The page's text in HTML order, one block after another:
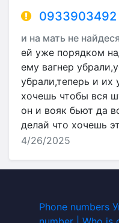
0933903492
и на мать не
ей уже порядком
ему вагнер
убрали,теперь и их
хочешь чтобы вся
он и вояк бьют да
делай что хочешь
4/26/2025
Phone numbers